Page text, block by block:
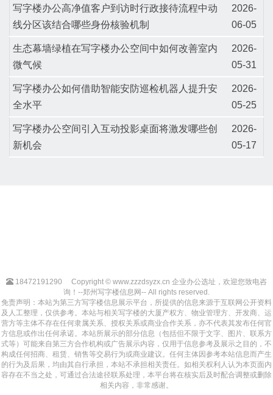
写字楼办公高净值客户到访时行政接待流程中动
线分区该结合哪些身份核验机制
2026-
06-05
生态幕墙绿植在写字楼办公空间中如何改善室内
微气候
2026-
05-31
写字楼办公如何借助智能安防巡检机器人提升安
全水平
2026-
05-25
写字楼办公空间引入互动投影桌面将激发哪些创
新机会
2026-
05-17
18472191290
Copyright © www.zzzdsyzx.cn 企业办公选址，欢迎您致电咨
询！--郑州写字楼信息网-- All rights reserved.
免责声明：本站为第三方写字楼信息展示平台，所提供的信息来源于互联网公开资料
及人工整理，仅供参考。本站与相关写字楼的大厦产权方、物业管理方、开发商、运
营方等主体不存在任何隶属关系、授权关系或商业合作关系，亦不代表其发布任何官
方信息或作出任何承诺。本站所展示的部分信息（包括但不限于文字、图片、联系方
式等）可能来自第三方合作机构或广告展示内容，仅用于信息参考及展示之目的，不
构成任何招商、租赁、销售等交易行为或商业建议。任何主体因参考本站信息而产生
的行为及后果，均由其自行承担，本站不承担相关责任。如相关权利人认为本页面内
容存在不当之处，可通过合法途径联系处理，本平台将在核实后及时配合调整或删除
相关内容，非常感谢。